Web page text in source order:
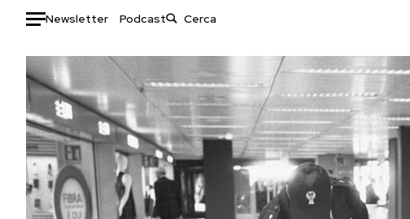
Newsletter Podcast
Auto
HOME
Italia
Mondo
Politica
Tecnologia
Moda
Libri
Consumismi
Storie/Idee